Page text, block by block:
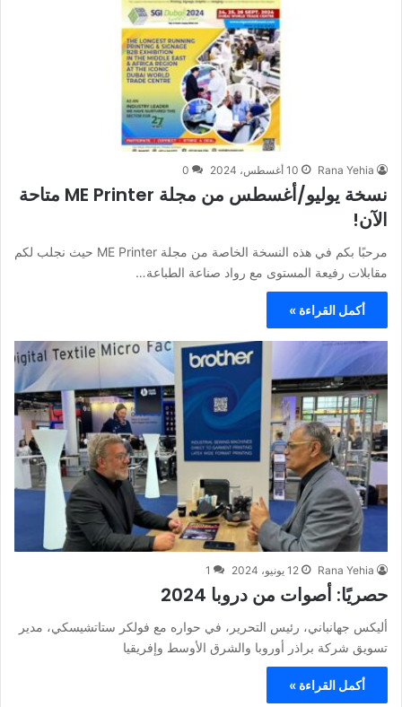
Rana Yehia 10 أغسطس، 2024 0
نسخة يوليو/أغسطس من مجلة ME Printer متاحة
الآن!
مرحبًا بكم في هذه النسخة الخاصة من مجلة ME Printer حيث نجلب لكم
مقابلات رفيعة المستوى مع رواد صناعة الطباعة…
أكمل القراءة »
Rana Yehia 12 يونيو، 2024 1
حصريًا: أصوات من دروبا 2024
أليكس جهانباني، رئيس التحرير، في حواره مع فولكر ستاتشيسكي، مدير
تسويق شركة براذر أوروبا والشرق الأوسط وإفريقيا
أكمل القراءة »